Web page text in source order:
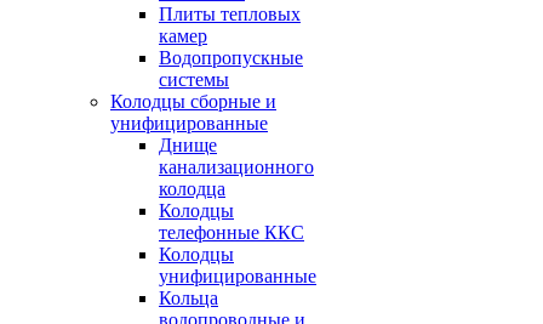
Плиты тепловых
камер
Водопропускные
системы
Колодцы сборные и
унифицированные
Днище
канализационного
колодца
Колодцы
телефонные ККС
Колодцы
унифицированные
Кольца
водопроводные и